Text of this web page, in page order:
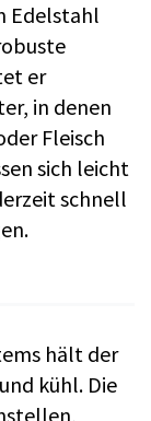
Edelstahl
er
in denen
Fleisch
sich leicht
schnell
hält der
kühl. Die